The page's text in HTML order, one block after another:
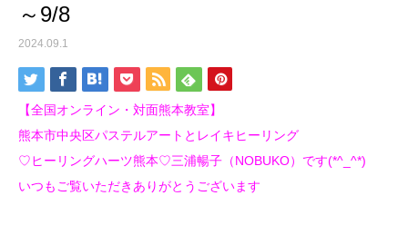
～9/8
2024.09.1
【全国オンライン・対面熊本教室】
熊本市中央区パステルアートとレイキヒーリング
♡ヒーリングハーツ熊本♡三浦暢子（NOBUKO）です(*^_^*)
いつもご覧いただきありがとうございます